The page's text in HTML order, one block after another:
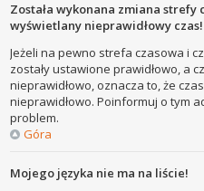
Została wykonana zmiana strefy
wyświetlany nieprawidłowy czas!
Jeżeli na pewno strefa czasowa i
zostały ustawione prawidłowo, a
nieprawidłowo, oznacza to, że
nieprawidłowo. Poinformuj o tym
problem.
Góra
Mojego języka nie ma na liście!